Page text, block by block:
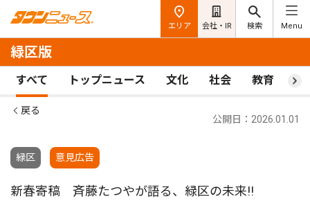
エリア 会社・IR 検索 Menu
緑区版
すべて トップニュース 文化 社会 教育 ス
戻る
緑区 意見広告
公開日：2026.01.01
新春寄稿 斉藤たつやが語る、緑区の未来!!